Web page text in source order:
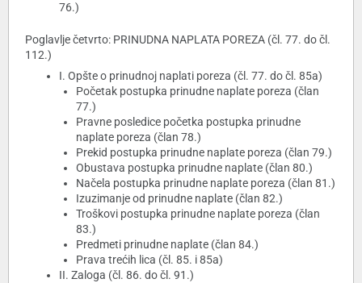
76.)
Poglavlje četvrto: PRINUDNA NAPLATA POREZA (čl. 77. do čl.
112.)
I. Opšte o prinudnoj naplati poreza (čl. 77. do čl. 85a)
Početak postupka prinudne naplate poreza (član
77.)
Pravne posledice početka postupka prinudne
naplate poreza (član 78.)
Prekid postupka prinudne naplate poreza (član 79.)
Obustava postupka prinudne naplate (član 80.)
Načela postupka prinudne naplate poreza (član 81.)
Izuzimanje od prinudne naplate (član 82.)
Troškovi postupka prinudne naplate poreza (član
83.)
Predmeti prinudne naplate (član 84.)
Prava trećih lica (čl. 85. i 85a)
II. Zaloga (čl. 86. do čl. 91.)